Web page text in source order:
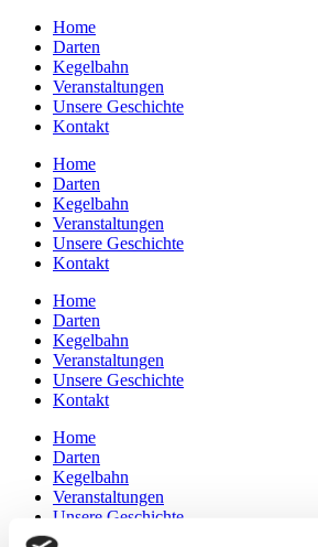
Zum
Inhalt
springen
Home
Darten
Kegelbahn
Veranstaltungen
Unsere Geschichte
Kontakt
Home
Darten
Kegelbahn
Veranstaltungen
Unsere Geschichte
Kontakt
Home
Darten
Kegelbahn
Veranstaltungen
Unsere Geschichte
Kontakt
Home
Darten
Kegelbahn
Veranstaltungen
Unsere Geschichte
Kontakt